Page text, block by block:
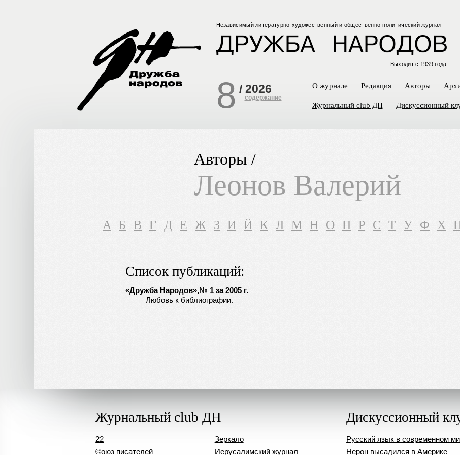
Независимый литературно-художественный и общественно-политический журнал
Выходит с 1939 года
8 / 2026
содержание
О журнале Редакция Авторы
Журнальный club ДН Дискуссионный
Авторы /
Леонов Валерий
A Б В Г Д Е Ж З И Й К Л М Н О П Р С Т У Ф Х
Список публикаций:
«Дружба Народов»,№ 1 за 2005 г.
Любовь к библиографии.
Журнальный club ДН
22
©оюз писателей
Зеркало
Иерусалимский журнал
Дискуссионный
Русский язык в современном
Нерон высадился в Америке